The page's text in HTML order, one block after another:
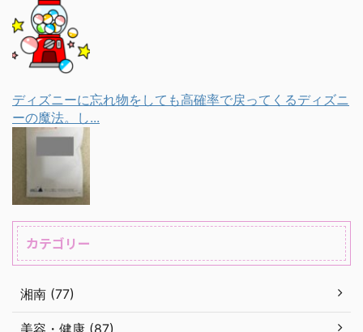
ディズニーに忘れ物をしても高確率で戻ってくるディズニ
ーの魔法。し...
カテゴリー
湘南 (77)
美容・健康 (87)